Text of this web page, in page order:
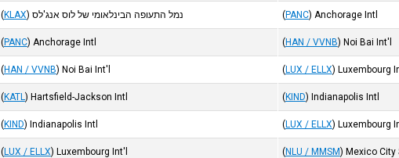
Anchorage Intl
(PANC) נמל התעופה הבינלאומי של לוס אנג'לס (KLAX)
Noi Bai Int'l
(HAN / VVNB)
Anchorage Intl
(PANC)
Luxembourg
(LUX / ELLX)
Noi Bai Int'l
(HAN / VVNB)
Indianapolis Intl
(KIND)
Hartsfield-Jackson Intl
(KATL)
Luxembourg
(LUX / ELLX)
Indianapolis Intl
(KIND)
Mexico City
(NLU / MMSM)
Luxembourg Int'l
(LUX / ELLX)